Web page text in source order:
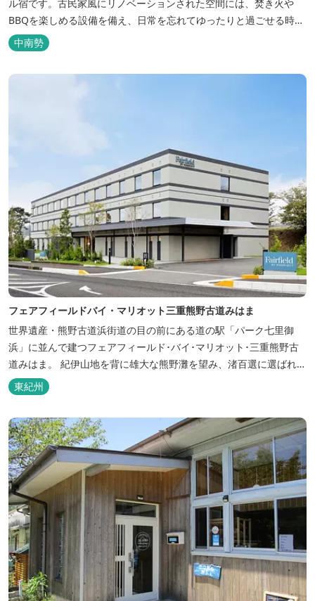
ル宿です。古民家風にリノベーションされた空間には、焚き火や
BBQを楽しめる設備を備え、日常を忘れてゆったりと過ごせる時間
が広がります。ペット同伴も可能で、愛犬と一緒に自然を満喫でき
るのも魅力です。 【営業時間】 チェックイン 15：00（早めのチ
ェックインご希望は予約時に要相談） チェックアウト 9：00
中南勢
フェアフィールドバイ・マリオット三重熊野古道みはま
世界遺産・熊野古道浜街道の目の前にある道の駅「パーク七里御
浜」に並んで建つフェアフィールド･バイ･マリオット･三重熊野古
道みはま。 紀伊山地を背に雄大な熊野灘を望み、渚百選に選ばれた
七里御浜海岸などの美しい自然が広がります。一年を通して暖かで
過ごしやすく、季節を通じて穫れる数々の品種のみかんをはじめ、
豊富な畑の幸や海の幸を堪能していただけます。 風光明媚な御浜を
巡る旅の拠点として、当...
東紀州